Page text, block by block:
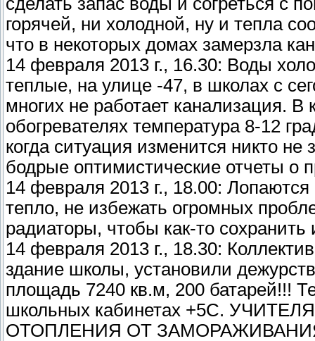
горячей, ни холодной, ну и тепла
что в некоторых домах замерзла
14 февраля 2013 г., 16.30: Воды
теплые, на улице -47, в школах с
многих не работает канализация.
обогревателях температура 8-12
когда ситуация изменится никто не
бодрые оптимистические отчеты о
14 февраля 2013 г., 18.00:
тепло, не избежать огромных
радиаторы, чтобы как-то сохранить
14 февраля 2013 г., 18.30:
здание школы, установили
площадь 7240 кв.м, 200 батарей!!!
школьных кабинетах +5С.
ОТОПЛЕНИЯ ОТ